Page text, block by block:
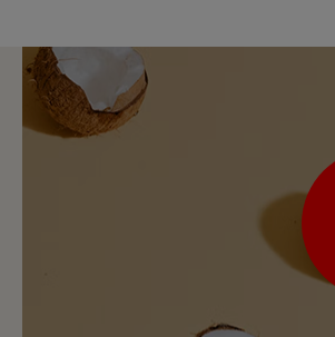
Boletín
noticias